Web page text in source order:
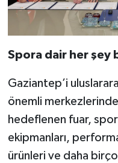
Spora dair her şey
Gaziantep’i
önemli
hedeflenen fuar,
ekipmanları,
ürünleri ve daha